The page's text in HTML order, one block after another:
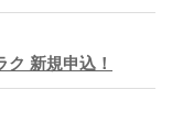
ク 新規申込！